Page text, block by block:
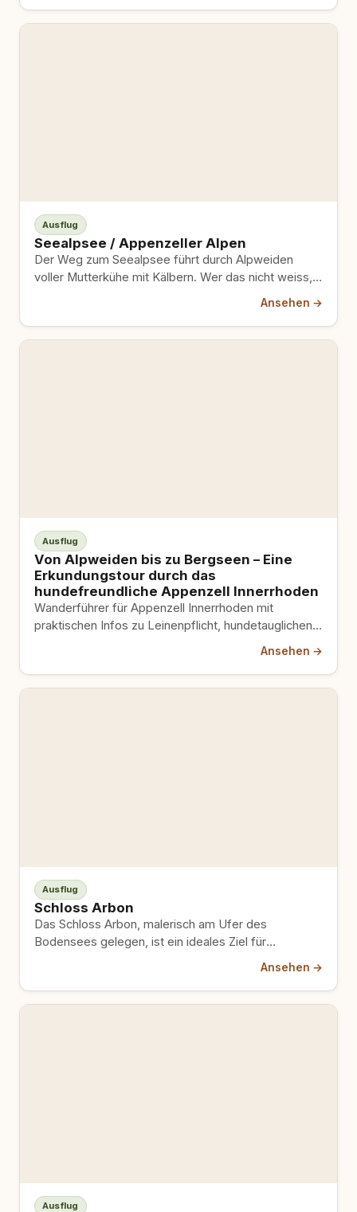
Ausflug
Seealpsee / Appenzeller Alpen
Der Weg zum Seealpsee führt durch Alpweiden
voller Mutterkühe mit Kälbern. Wer das nicht weiss,
Ansehen →
Ausflug
Von Alpweiden bis zu Bergseen – Eine
Erkundungstour durch das
hundefreundliche Appenzell Innerrhoden
Wanderführer für Appenzell Innerrhoden mit
praktischen Infos zu Leinenpflicht, hundetauglichen
Wanderwegen und Übernachtungsmöglichkeiten.
Ansehen →
Ausflug
Schloss Arbon
Das Schloss Arbon, malerisch am Ufer des
Bodensees gelegen, ist ein ideales Ziel für
Ansehen →
Ausflug